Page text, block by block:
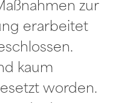
zur
erarbeitet
kaum
worden.